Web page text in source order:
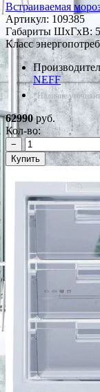
Встраиваемая
Артикул: 109385
Габариты ШxГxВ:
Класс
NEFF
*Наличие
62990руб.
Кол-во:
−
Купить